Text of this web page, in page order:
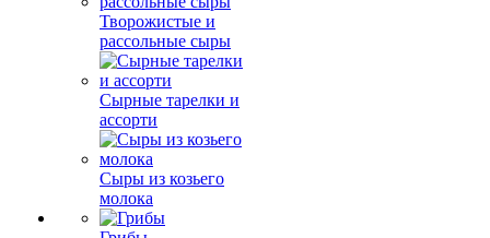
Творожистые и
рассольные сыры
Сырные тарелки и
ассорти
Сыры из козьего
молока